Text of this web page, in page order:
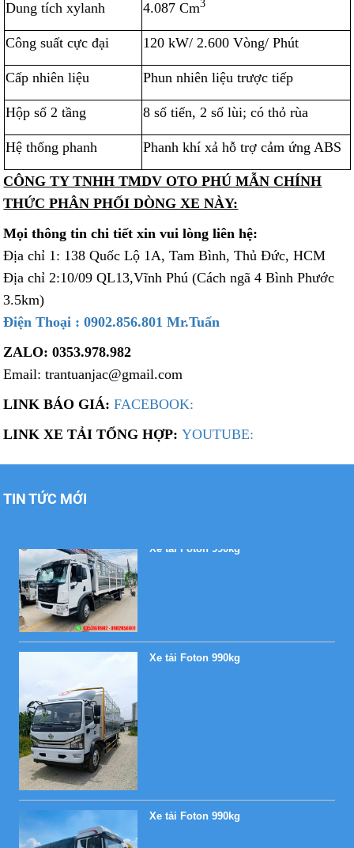
Dung tích xylanh 4.087 Cm3
Công suất cực đại 120 kW/ 2.600 Vòng/ Phút
Cấp nhiên liệu Phun nhiên liệu trược tiếp
Hộp số 2 tầng 8 số tiến, 2 số lùi; có thỏ rùa
Hệ thống phanh Phanh khí xả hỗ trợ cảm ứng ABS
CÔNG TY TNHH TMDV OTO PHÚ MẪN CHÍNH
THỨC PHÂN PHỐI DÒNG XE NÀY:
Mọi thông tin chi tiết xin vui lòng liên hệ:
Địa chỉ 1: 138 Quốc Lộ 1A, Tam Bình, Thủ Đức, HCM
Địa chỉ 2:10/09 QL13,Vĩnh Phú (Cách ngã 4 Bình Phước
3.5km)
Điện Thoại : 0902.856.801 Mr.Tuấn
ZALO: 0353.978.982
Email: trantuanjac@gmail.com
LINK BÁO GIÁ: FACEBOOK:
LINK XE TẢI TỔNG HỢP: YOUTUBE:
TIN TỨC MỚI
Xe tải Foton 990kg
Xe tải Foton 990kg
Xe tải Foton 990kg